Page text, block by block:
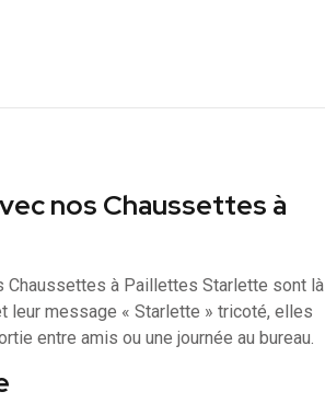
nos Chaussettes à
Chaussettes à Paillettes Starlette sont là
leur message « Starlette » tricoté, elles
entre amis ou une journée au bureau.